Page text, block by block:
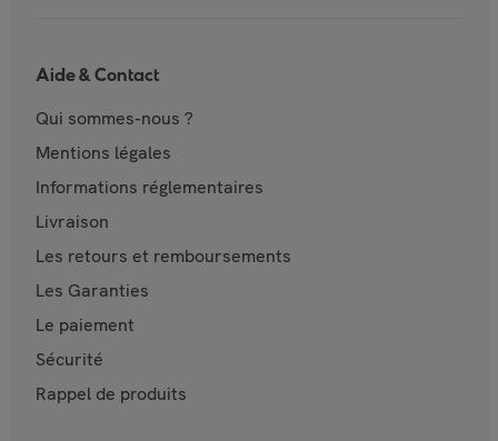
Aide & Contact
Qui sommes-nous ?
Mentions légales
Informations réglementaires
Livraison
Les retours et remboursements
Les Garanties
Le paiement
Sécurité
Rappel de produits